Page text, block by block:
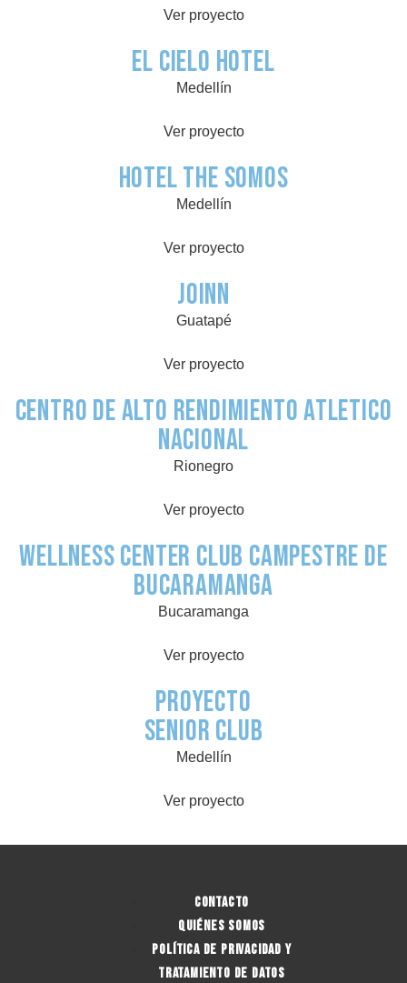
Ver proyecto
El Cielo Hotel
Medellín
Ver proyecto
Hotel The Somos
Medellín
Ver proyecto
Joinn
Guatapé
Ver proyecto
Centro de Alto Rendimiento Atletico
Nacional
Rionegro
Ver proyecto
Wellness Center Club Campestre de
Bucaramanga
Bucaramanga
Ver proyecto
Proyecto
Senior Club
Medellín
Ver proyecto
Contacto
Quiénes Somos
Política De Privacidad y
Tratamiento De Datos